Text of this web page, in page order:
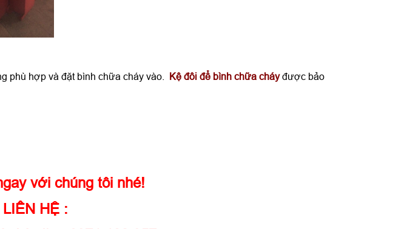
phù hợp và đặt bình chữa cháy vào. Kệ đôi để bình chữa cháyđược bảo
với chúng tôi nhé!
HỆ :